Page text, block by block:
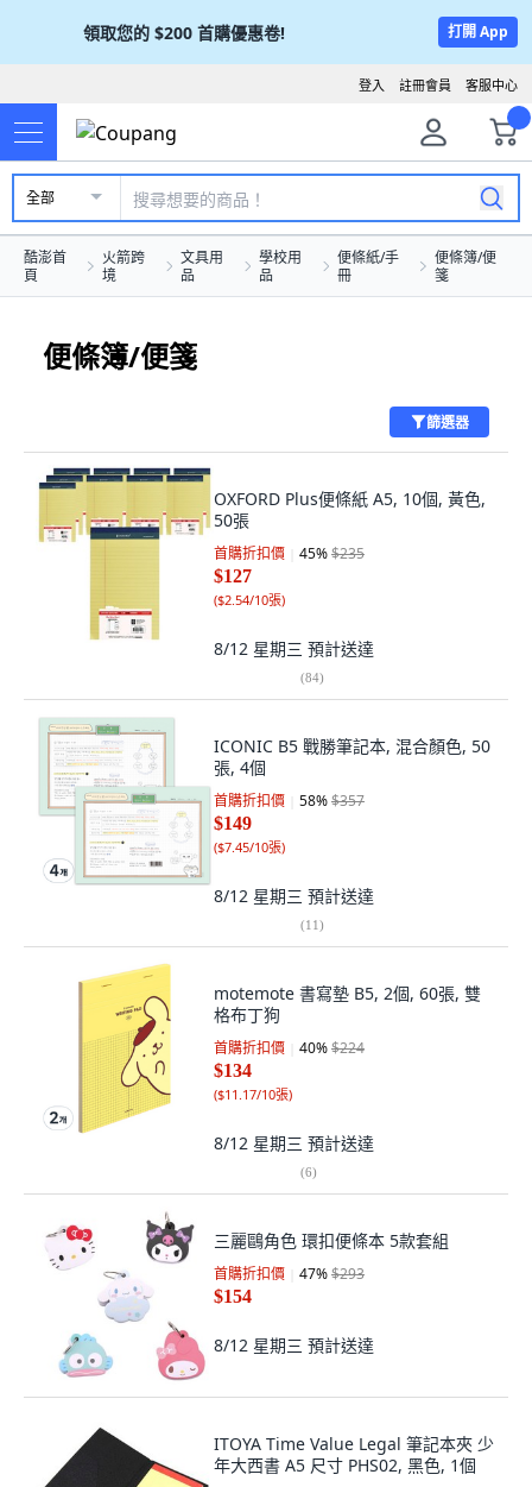
領取您的 $200 首購優惠卷! 打開 App
客服中心
註冊會員
登入
全部
酷澎首
頁
火箭跨
境
文具用
品
學校用
品
便條紙/手
冊
便條簿/便
箋
便條簿/便箋
篩選器
OXFORD Plus便條紙 A5, 10個, 黃色,
50張
首購折扣價 45%$235
$127
($2.54/10張)
8/12 星期三 預計送達
(84)
ICONIC B5 戰勝筆記本, 混合顏色, 50
張, 4個
首購折扣價 58%$357
$149
($7.45/10張)
8/12 星期三 預計送達
(11)
motemote 書寫墊 B5, 2個, 60張, 雙
格布丁狗
首購折扣價 40%$224
$134
($11.17/10張)
8/12 星期三 預計送達
(6)
三麗鷗角色 環扣便條本 5款套組
首購折扣價 47%$293
$154
8/12 星期三 預計送達
ITOYA Time Value Legal 筆記本夾 少
年大西書 A5 尺寸 PHS02, 黑色, 1個